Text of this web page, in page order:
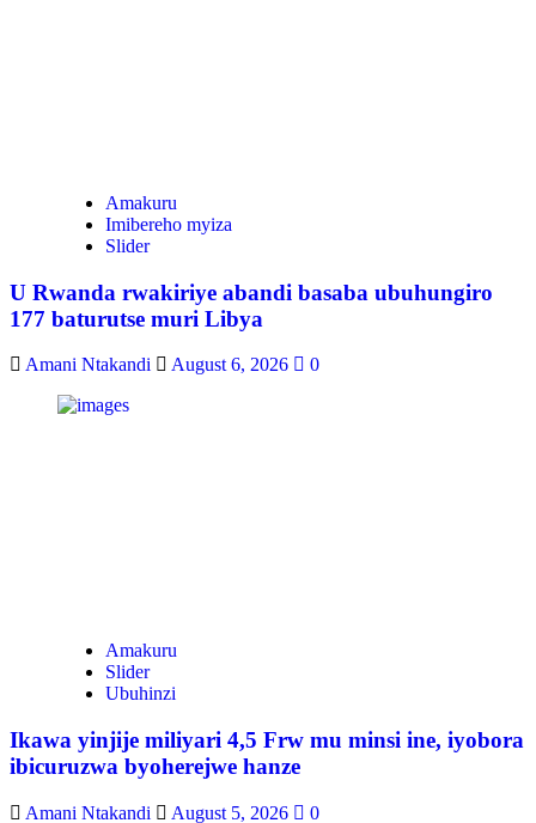
Amakuru
Imibereho myiza
Slider
U Rwanda rwakiriye abandi basaba ubuhungiro
177 baturutse muri Libya
Amani Ntakandi August 6, 2026 0
Amakuru
Slider
Ubuhinzi
Ikawa yinjije miliyari 4,5 Frw mu minsi ine, iyobora
ibicuruzwa byoherejwe hanze
Amani Ntakandi August 5, 2026 0